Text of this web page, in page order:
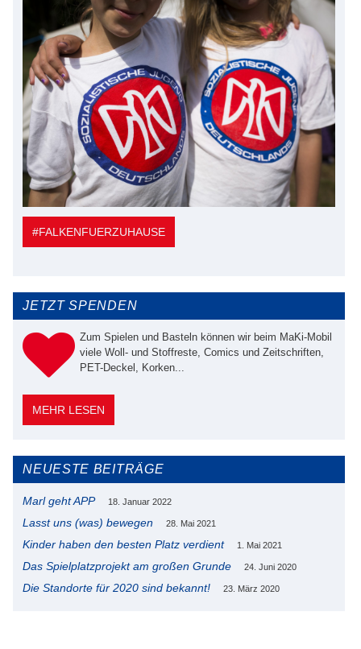
#FALKENFUERZUHAUSE
JETZT SPENDEN
Zum Spielen und Basteln können wir beim MaKi-Mobil
viele Woll- und Stoffreste, Comics und Zeitschriften,
PET-Deckel, Korken...
MEHR LESEN
NEUESTE BEITRÄGE
Marl geht APP 18. Januar 2022
Lasst uns (was) bewegen 28. Mai 2021
Kinder haben den besten Platz verdient 1. Mai 2021
Das Spielplatzprojekt am großen Grunde 24. Juni 2020
Die Standorte für 2020 sind bekannt! 23. März 2020